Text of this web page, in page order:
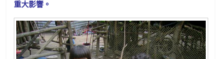
重大影響。